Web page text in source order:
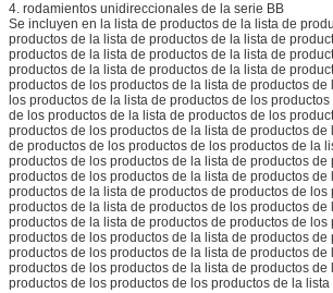
4. rodamientos unidireccionales de la serie BB
Se incluyen en la lista de productos de la lista de
productos de la lista de productos de la lista de
productos de la lista de productos de la lista de
productos de la lista de productos de la lista de
productos de los productos de la lista de productos de
los productos de la lista de productos de los
de los productos de la lista de productos de los
productos de los productos de la lista de productos de
de productos de los productos de los productos de la
productos de los productos de la lista de productos de
productos de los productos de la lista de productos de
productos de la lista de productos de productos de los
productos de la lista de productos de los productos de
productos de la lista de productos de productos de los
productos de los productos de la lista de productos de
productos de los productos de la lista de productos de
productos de los productos de la lista de productos de
productos de los productos de los productos de la lista